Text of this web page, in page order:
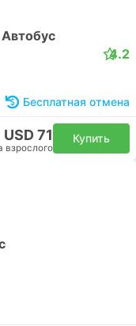
4.2
Бесплатная отмена
USD 71
взрослого
Купить